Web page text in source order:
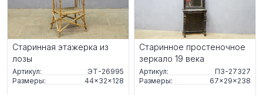
Старинная этажерка из
лозы
Артикул:
ЭТ-26995
Размеры:
44×32×128
Старинное простеночное
зеркало 19 века
Артикул:
ПЗ-27327
Размеры:
67×29×238